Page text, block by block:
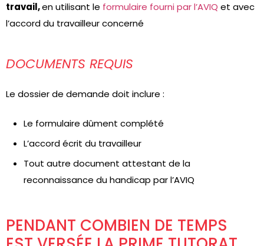
travail,en utilisant le formulaire fourni par l’AVIQ et avec
l’accord du travailleur concerné
DOCUMENTS REQUIS
Le dossier de demande doit inclure :
Le formulaire dûment complété
L’accord écrit du travailleur
Tout autre document attestant de la
reconnaissance du handicap par l’AVIQ
PENDANT COMBIEN DE TEMPS